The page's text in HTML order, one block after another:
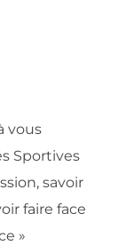
vous
Sportives
savoir
faire face
»